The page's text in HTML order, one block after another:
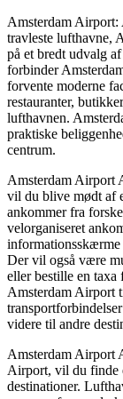
Amsterdam Airport:
travleste lufthavne,
på et bredt udvalg
forbinder
forvente moderne
restauranter,
lufthavnen.
praktiske
centrum.
Amsterdam Airport
vil du blive mødt af
ankommer fra
velorganiseret
informationsskærme
Der vil også være
eller bestille en
Amsterdam Airport
videre til andre
Amsterdam Airport
Airport, vil du finde
destinationer.